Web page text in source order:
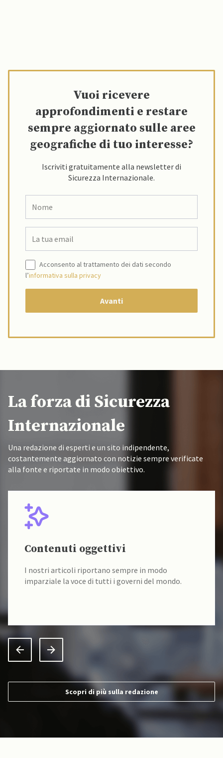
Vuoi ricevere
approfondimenti e restare
sempre aggiornato sulle aree
geografiche di tuo interesse?
Iscriviti gratuitamente alla newsletter di
Sicurezza Internazionale.
Acconsento al trattamento dei dati secondo
l’informativa sulla privacy
La forza di Sicurezza
Internazionale
Una redazione di esperti e un sito indipendente,
costantemente aggiornato con notizie sempre verificate
alla fonte e riportate in modo obiettivo.
Contenuti oggettivi
I nostri articoli riportano sempre in modo
imparziale la voce di tutti i governi del mondo.
Scopri di più sulla redazione